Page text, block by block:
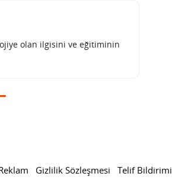
olan ilgisini ve eğitiminin
Gizlilik Sözleşmesi Telif Bildirimi